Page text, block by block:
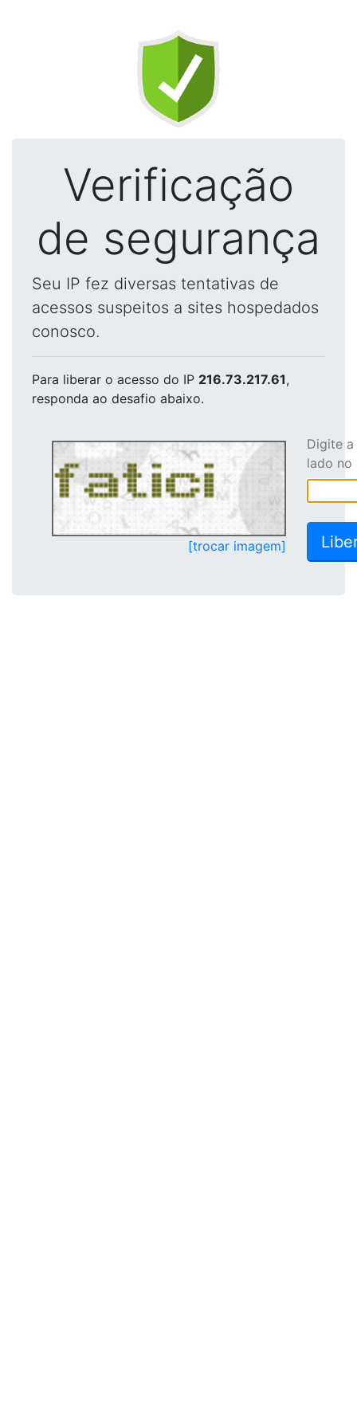
Verificação
de segurança
Seu IP fez diversas tentativas de
acessos suspeitos a sites hospedados
conosco.
Para liberar o acesso do IP 216.73.217.61,
responda ao desafio abaixo.
[trocar imagem]
Digite
lado no